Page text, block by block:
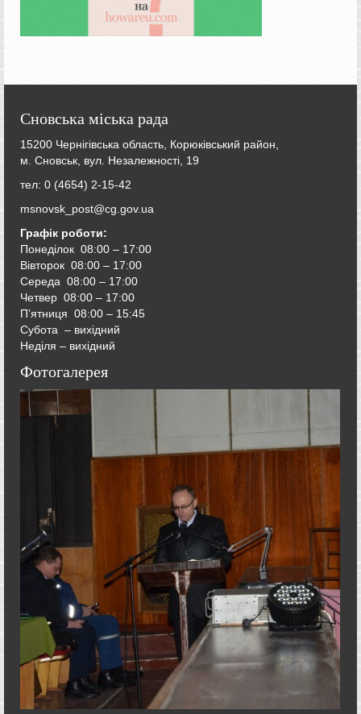
Сновська міська рада
15200 Чернігівська область, Корюківський район,
м. Сновськ, вул. Незалежності, 19
тел: 0 (4654) 2-15-42
msnovsk_post@cg.gov.ua
Графік роботи:
Понеділок 08:00 – 17:00
Вівторок 08:00 – 17:00
Середа 08:00 – 17:00
Четвер 08:00 – 17:00
П’ятниця 08:00 – 15:45
Субота – вихідний
Неділя – вихідний
Фотогалерея